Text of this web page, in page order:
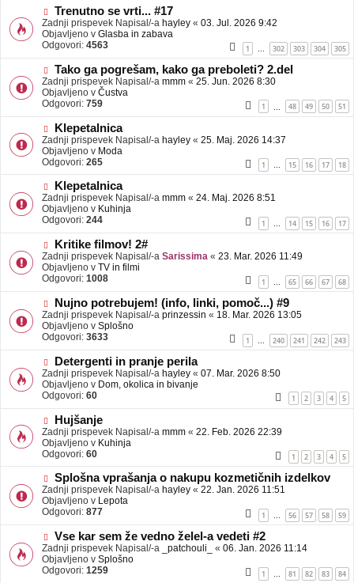
b
a
v
e
N
o
v
e
b
a
v
e
Trenutno se vrti... #17
Zadnji prispevek Napisal/-a hayley « 03. Jul. 2026 9:42
Objavljeno v Glasba in zabava
Odgovori: 4563 1 302 303 304 305
N
o
v
e
o
b
a
v
e
Tako ga pogrešam, kako ga preboleti? 2.del
Zadnji prispevek Napisal/-a mmm « 25. Jun. 2026 8:30
Objavljeno v Čustva
Odgovori: 759 1 48 49 50 51
N
o
v
e
o
b
a
v
e
Klepetalnica
Zadnji prispevek Napisal/-a hayley « 25. Maj. 2026 14:37
Objavljeno v Moda
Odgovori: 265 1 … 15 16 17 18
N
o
v
e
b
a
v
e
Klepetalnica
Zadnji prispevek Napisal/-a mmm « 24. Maj. 2026 8:51
Objavljeno v Kuhinja
Odgovori: 244 1 … 14 15 16 17
N
o
v
e
b
a
v
e
Kritike filmov! 2#
Zadnji prispevek Napisal/-a Sarissima « 23. Mar. 2026 11:49
Objavljeno v TV in filmi
Odgovori: 1008 1 … 65 66 67 68
N
o
v
e
b
a
v
e
Nujno potrebujem! (info, linki, pomoč...) #9
Zadnji prispevek Napisal/-a prinzessin « 18. Mar. 2026 13:05
Objavljeno v Splošno
Odgovori: 3633 1 240 241 242 243
N
o
v
e
o
b
a
v
e
Detergenti in pranje perila
Zadnji prispevek Napisal/-a hayley « 07. Mar. 2026 8:50
Objavljeno v Dom, okolica in bivanje
Odgovori: 60 1 2 3 4 5
N
o
v
e
o
b
a
v
e
Hujšanje
Zadnji prispevek Napisal/-a mmm « 22. Feb. 2026 22:39
Objavljeno v Kuhinja
Odgovori: 60 1 2 3 4 5
N
o
v
e
b
a
v
e
Splošna vprašanja o nakupu kozmetičnih izdelkov
Zadnji prispevek Napisal/-a hayley « 22. Jan. 2026 11:51
Objavljeno v Lepota
Odgovori: 877 1 … 56 57 58 59
N
o
v
e
Vse kar sem že vedno želel-a vedeti #2
Zadnji prispevek Napisal/-a _patchouli_ « 06. Jan. 2026 11:14
Objavljeno v Splošno
Odgovori: 1259 1 81 82 83 84